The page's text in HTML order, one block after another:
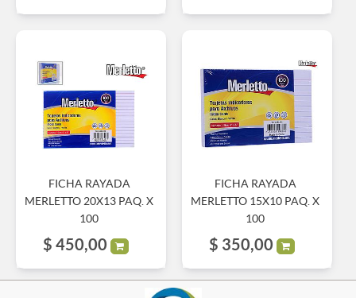
FICHA RAYADA
MERLETTO 20X13 PAQ. X
100
$ 450,00
FICHA RAYADA
MERLETTO 15X10 PAQ. X
100
$ 350,00